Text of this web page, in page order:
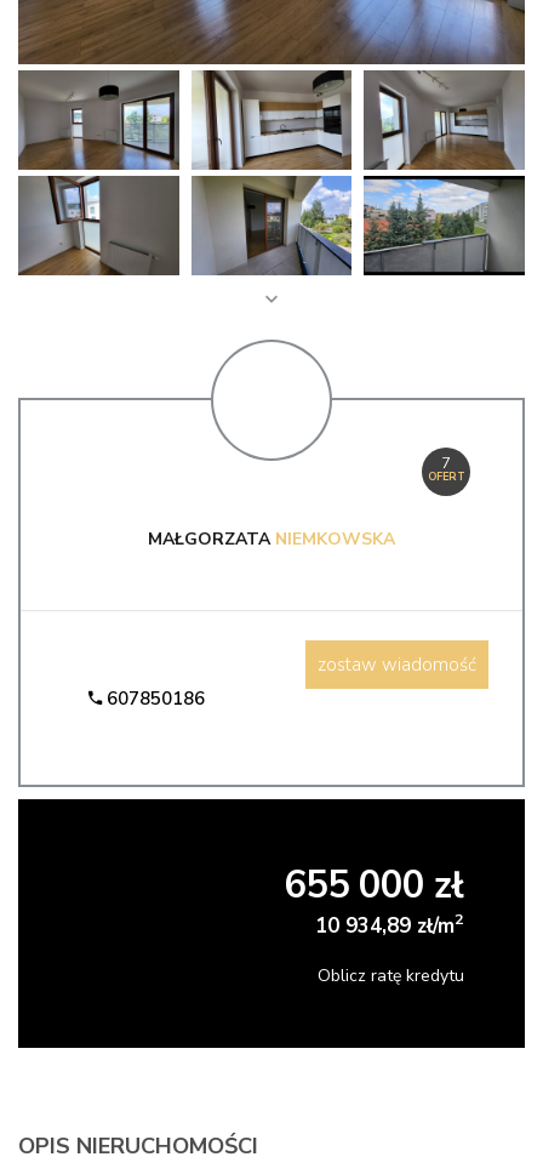
7
OFERT
MAŁGORZATA NIEMKOWSKA
607850186
zostaw wiadomość
655 000 zł
10 934,89 zł/m2
Oblicz ratę kredytu
OPIS NIERUCHOMOŚCI